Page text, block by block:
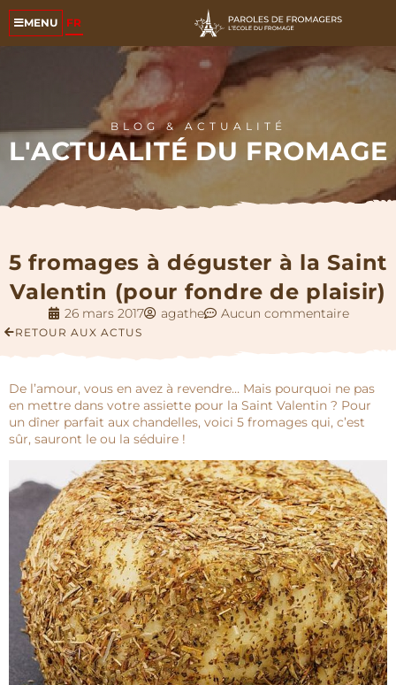
MENU FR
BLOG & ACTUALITÉ
L'ACTUALITÉ DU FROMAGE
5 fromages à déguster à la Saint
Valentin (pour fondre de plaisir)
26 mars 2017 agathe Aucun commentaire
RETOUR AUX ACTUS
De l’amour, vous en avez à revendre… Mais pourquoi ne pas
en mettre dans votre assiette pour la Saint Valentin ? Pour
un dîner parfait aux chandelles, voici 5 fromages qui, c’est
sûr, sauront le ou la séduire !